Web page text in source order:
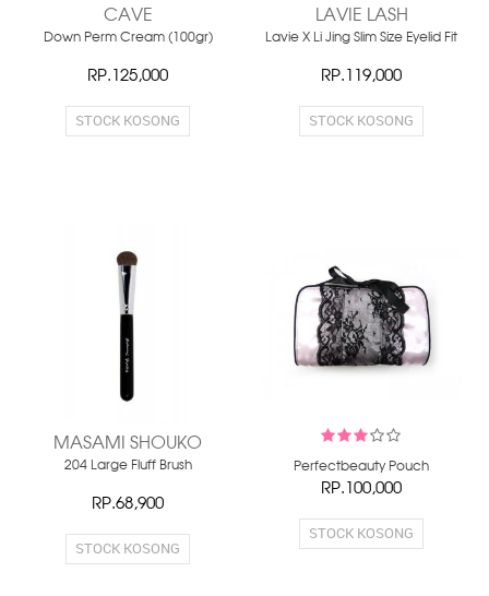
CAVE
Down Perm Cream (100gr)
RP.125,000
STOCK KOSONG
LAVIE LASH
Lavie X Li Jing Slim Size Eyelid Fit
RP.119,000
STOCK KOSONG
MASAMI SHOUKO
204 Large Fluff Brush
RP.68,900
STOCK KOSONG
Perfectbeauty Pouch
RP.100,000
STOCK KOSONG